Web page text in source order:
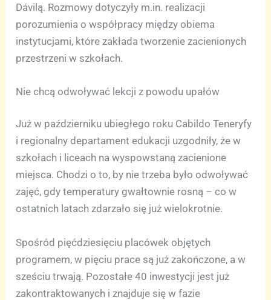
Dávilą. Rozmowy dotyczyły m.in. realizacji
porozumienia o współpracy między obiema
instytucjami, które zakłada tworzenie zacienionych
przestrzeni w szkołach.
Nie chcą odwoływać lekcji z powodu upałów
Już w październiku ubiegłego roku Cabildo Teneryfy
i regionalny departament edukacji uzgodniły, że w
szkołach i liceach na wyspowstaną zacienione
miejsca. Chodzi o to, by nie trzeba było odwoływać
zajęć, gdy temperatury gwałtownie rosną – co w
ostatnich latach zdarzało się już wielokrotnie.
Spośród pięćdziesięciu placówek objętych
programem, w pięciu prace są już zakończone, a w
sześciu trwają. Pozostałe 40 inwestycji jest już
zakontraktowanych i znajduje się w fazie